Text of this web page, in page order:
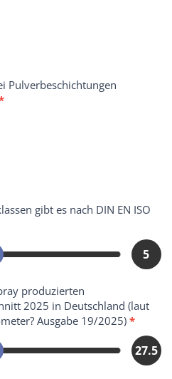
Pulverbeschichtungen
gibt es nach DIN EN ISO
5
produzierten
2025 in Deutschland (laut
Ausgabe 19/2025) *
27.5